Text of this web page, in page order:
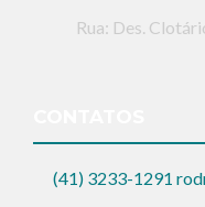
Rua: Des.
(41) 3233-1291